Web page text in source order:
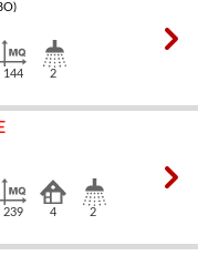
MQ
144 2
239 4 2